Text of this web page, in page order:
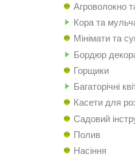
Агроволокно
Кора та
Мінімати та
Бордюр
Горщики
Багаторічні
Касети для
Садовий
Полив
Насіння